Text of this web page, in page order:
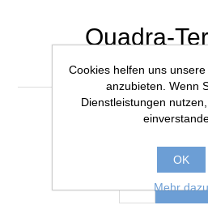
Quadra-
Artikelnummer:
CHF
Cookies helfen uns
anzubieten. Wenn
Dienstleistungen
OK
Mehr dazu